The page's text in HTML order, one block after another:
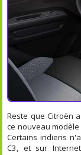
Reste que Citroën
ce nouveau
Certains indiens
C3, et sur